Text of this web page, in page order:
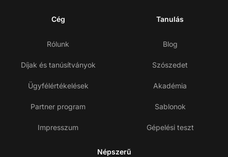
Cég
Rólunk
Díjak és tanúsítványok
Ügyfélértékelések
Partner program
Impresszum
Tanulás
Blog
Szószedet
Akadémia
Sablonok
Gépelési teszt
Népszerű